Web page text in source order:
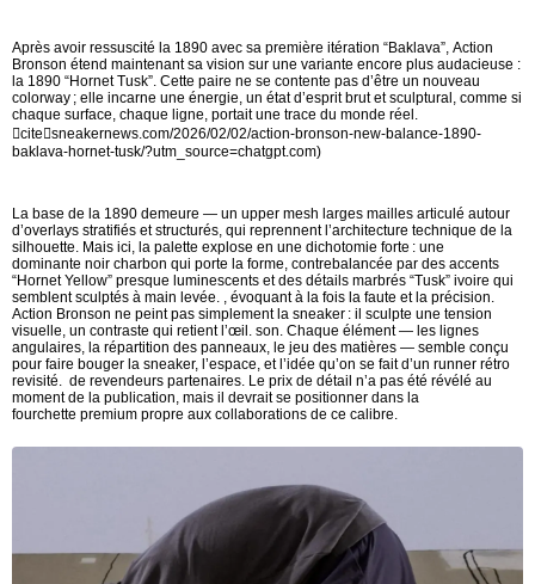
Après avoir ressuscité la 1890 avec sa première itération “Baklava”, Action
Bronson étend maintenant sa vision sur une variante encore plus audacieuse :
la 1890 “Hornet Tusk”. Cette paire ne se contente pas d’être un nouveau
colorway ; elle incarne une énergie, un état d’esprit brut et sculptural, comme si
chaque surface, chaque ligne, portait une trace du monde réel.
citesneakernews.com/2026/02/02/action-bronson-new-balance-1890-
baklava-hornet-tusk/?utm_source=chatgpt.com)
La base de la 1890 demeure — un upper mesh larges mailles articulé autour
d’overlays stratifiés et structurés, qui reprennent l’architecture technique de la
silhouette. Mais ici, la palette explose en une dichotomie forte : une
dominante noir charbon qui porte la forme, contrebalancée par des accents
“Hornet Yellow” presque luminescents et des détails marbrés “Tusk” ivoire qui
semblent sculptés à main levée. , évoquant à la fois la faute et la précision.
Action Bronson ne peint pas simplement la sneaker : il sculpte une tension
visuelle, un contraste qui retient l’œil. son. Chaque élément — les lignes
angulaires, la répartition des panneaux, le jeu des matières — semble conçu
pour faire bouger la sneaker, l’espace, et l’idée qu’on se fait d’un runner rétro
revisité. de revendeurs partenaires. Le prix de détail n’a pas été révélé au
moment de la publication, mais il devrait se positionner dans la
fourchette premium propre aux collaborations de ce calibre.